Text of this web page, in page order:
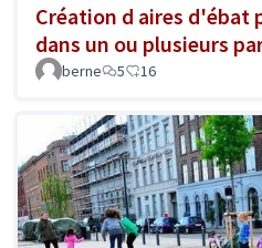
Création d aires d'ébat
dans un ou plusieurs
berne 5 16